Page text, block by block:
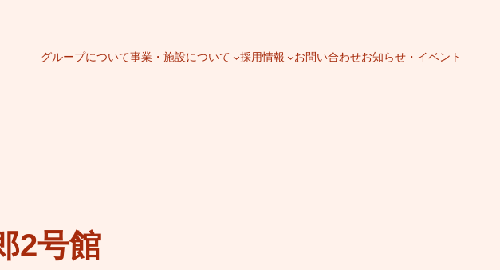
グループについて事業・施設について 採用情報 お問い合わせお知らせ・イベント
2号館